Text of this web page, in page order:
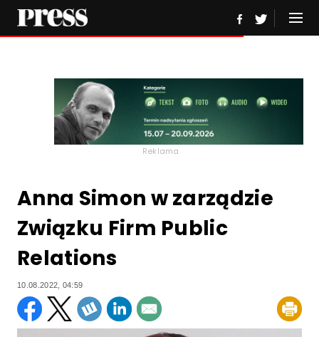
Reklama
Anna Simon w zarządzie
Związku Firm Public
Relations
10.08.2022, 04:59